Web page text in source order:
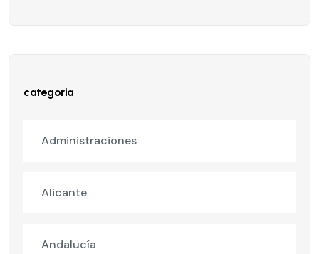
categoria
Administraciones
Alicante
Andalucía